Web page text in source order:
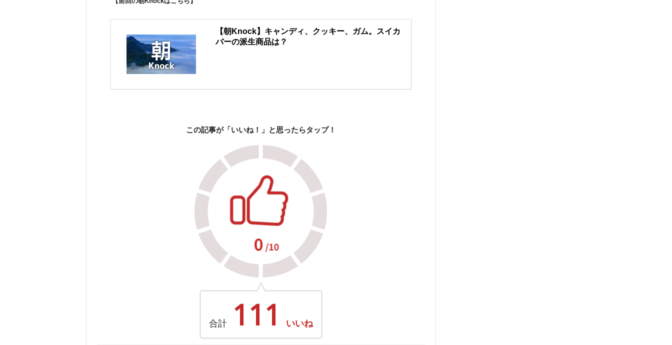
【朝Knock】キャンディ、クッキー、ガム。スイカ
バーの派生商品は？
この記事が「いいね！」と思ったらタップ！
合計 111 いいね